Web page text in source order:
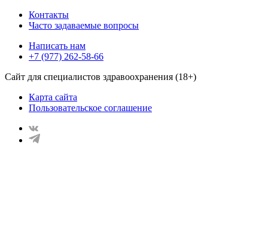
Контакты
Часто задаваемые вопросы
Написать нам
+7 (977) 262-58-66
Сайт для специалистов здравоохранения (18+)
Карта сайта
Пользовательское соглашение